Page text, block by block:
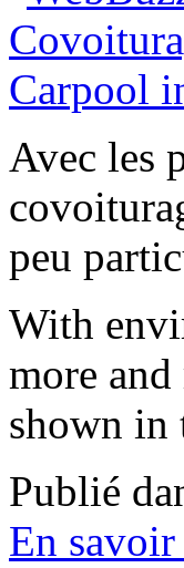
Avec les
peu
With
more
shown in
Publié
En